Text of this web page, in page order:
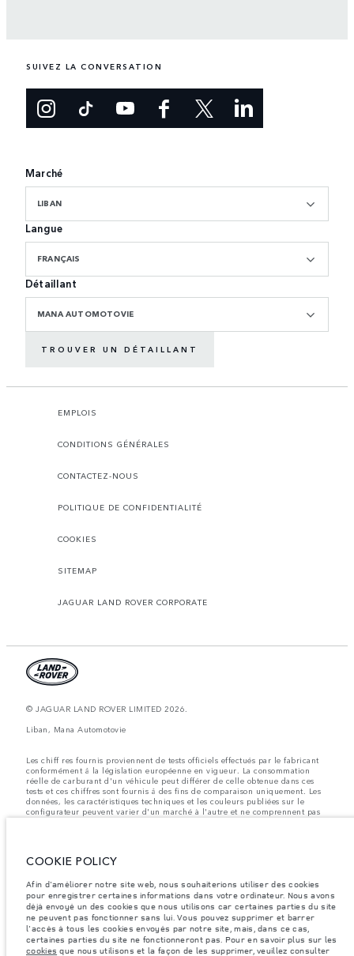
SUIVEZ LA CONVERSATION
Marché
LIBAN
Langue
FRANÇAIS
Détaillant
MANA AUTOMOTOVIE
TROUVER UN DÉTAILLANT
EMPLOIS
CONDITIONS GÉNÉRALES
CONTACTEZ-NOUS
POLITIQUE DE CONFIDENTIALITÉ
COOKIES
SITEMAP
JAGUAR LAND ROVER CORPORATE
© JAGUAR LAND ROVER LIMITED 2026.
Liban, Mana Automotovie
Les chiff res fournis proviennent de tests officiels effectués par le fabricant
conformément å la législation européenne en vigueur. La consommation
réelle de carburant d'un véhicule peut différer de celle obtenue dans ces
tests et ces chiffres sont fournis å des fins de comparaison uniquement. Les
données, les caractéristiques techniques et les couleurs publiées sur le
configurateur peuvent varier d'un marché à l'autre et ne comprennent pas
de prix. Veuillez consulter votre concessionnaire pour des informations sur
Les accessoires et autres éléments montés après le point de fabrication
véhicule, les charges maximales par essieu et la charge utile ne sont pas
dépassés lorsque vous chargez des accessoires, des occupants, des liquides
et des carburants.
Remarque importante sur les images et les spécifications.La pénurie
mondiale de semi-conducteurs affecte actuellement les spécifications de
construction des véhicules, la disponibilité des options et les délais de
COOKIE POLICY
Afin d'améliorer notre site web, nous souhaiterions utiliser des cookies
pour enregistrer certaines informations dans votre ordinateur. Nous avons
déjà envoyé un des cookies que nous utilisons car certaines parties du site
ne peuvent pas fonctionner sans lui. Vous pouvez supprimer et barrer
l'accès à tous les cookies envoyés par notre site, mais, dans ce cas,
certaines parties du site ne fonctionneront pas. Pour en savoir plus sur les
cookies que nous utilisons et la façon de les supprimer, veuillez consulter